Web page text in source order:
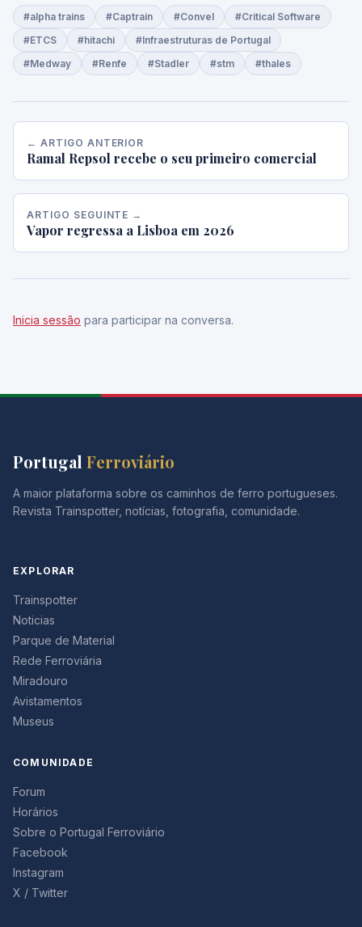
#alpha trains #Captrain #Convel
#Critical Software
#ETCS
#hitachi
#Infraestruturas de Portugal
#Medway
#Renfe #Stadler #stm #thales
← ARTIGO ANTERIOR
Ramal Repsol recebe o seu primeiro comercial
ARTIGO SEGUINTE →
Vapor regressa a Lisboa em 2026
Inicia sessão para participar na conversa.
Portugal Ferroviário
A maior plataforma sobre os caminhos de ferro portugueses.
Revista Trainspotter, notícias, fotografia, comunidade.
EXPLORAR
Trainspotter
Noticias
Parque de Material
Rede Ferroviária
Miradouro
Avistamentos
Museus
COMUNIDADE
Forum
Horários
Sobre o Portugal Ferroviário
Facebook
Instagram
X / Twitter